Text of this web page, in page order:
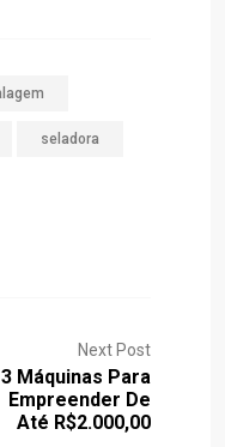
seladora
Next Post
3 Máquinas Para
Empreender De
Até R$2.000,00